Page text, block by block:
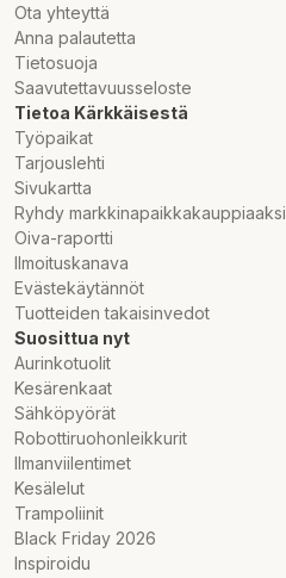
Ota yhteyttä
Anna palautetta
Tietosuoja
Saavutettavuusseloste
Tietoa Kärkkäisestä
Työpaikat
Tarjouslehti
Sivukartta
Ryhdy markkinapaikkakauppiaaksi
Oiva-raportti
Ilmoituskanava
Evästekäytännöt
Tuotteiden takaisinvedot
Suosittua nyt
Aurinkotuolit
Kesärenkaat
Sähköpyörät
Robottiruohonleikkurit
Ilmanviilentimet
Kesälelut
Trampoliinit
Black Friday 2026
Inspiroidu